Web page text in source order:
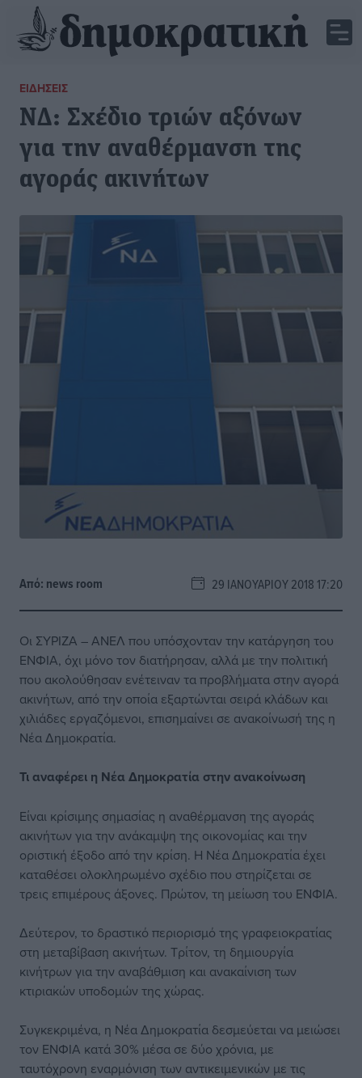
ΕΙΔΉΣΕΙΣ
ΝΔ: Σχέδιο τριών αξόνων
για την αναθέρμανση της
αγοράς ακινήτων
Από: news room 29 ΙΑΝΟΥΑΡΊΟΥ 2018 17:20
Οι ΣΥΡΙΖΑ –ΑΝΕΛ που υπόσχονταν την κατάργηση του
ΕΝΦΙΑ, όχι μόνο τον διατήρησαν, αλλά με την πολιτική
που ακολούθησαν ενέτειναν τα προβλήματα στην αγορά
ακινήτων, από την οποία εξαρτώνται σειρά κλάδων και
χιλιάδες εργαζόμενοι, επισημαίνει σε ανακοίνωσή της η
Νέα Δημοκρατία.
Τι αναφέρει η Νέα Δημοκρατία στην ανακοίνωση
Είναι κρίσιμης σημασίας η αναθέρμανση της αγοράς
ακινήτων για την ανάκαμψη της οικονομίας και την
οριστική έξοδο από την κρίση. Η Νέα Δημοκρατία έχει
καταθέσει ολοκληρωμένο σχέδιο που στηρίζεται σε
τρεις επιμέρους άξονες. Πρώτον, τη μείωση του ΕΝΦΙΑ.
Δεύτερον, το δραστικό περιορισμό της γραφειοκρατίας
στη μεταβίβαση ακινήτων. Τρίτον, τη δημιουργία
κινήτρων για την αναβάθμιση και ανακαίνιση των
κτιριακών υποδομών της χώρας.
Συγκεκριμένα, η Νέα Δημοκρατία δεσμεύεται να μειώσει
τον ΕΝΦΙΑ κατά 30% μέσα σε δύο χρόνια, με
ταυτόχρονη εναρμόνιση των αντικειμενικών με τις